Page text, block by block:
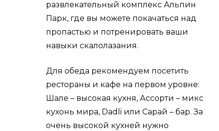
развлекательный комплекс Альпин
Парк, где вы можете покачаться над
пропастью и потренировать ваши
навыки скалолазания.
Для обеда рекомендуем посетить
рестораны и кафе на первом уровне:
Шале – высокая кухня, Ассорти – микс
кухонь мира, Dadli или Сарай – бар. За
очень высокой кухней нужно